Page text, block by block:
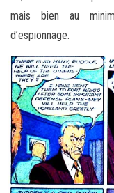
mais bien au
d’espionnage.